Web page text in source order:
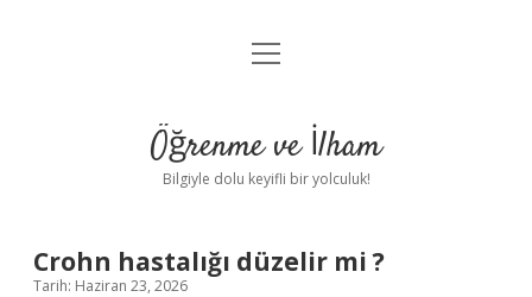
Anasayfa
Yasal Uyarı
menüyü
Öğrenme ve İlham
Bilgiyle dolu keyifli bir yolculuk!
Crohn hastalığı düzelir mi ?
Tarih: Haziran 23, 2026